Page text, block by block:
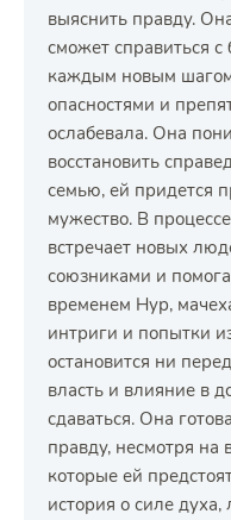
выяснить правду.
сможет справиться
каждым новым
опасностями и
ослабевала. Она
восстановить
семью, ей придется
мужество. В
встречает новых
союзниками и
временем Нур,
интриги и попытки
остановится ни
власть и влияние в
сдаваться. Она
правду, несмотря на
которые ей
история о силе